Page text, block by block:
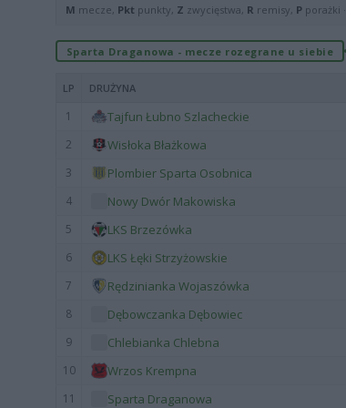
M mecze, Pkt punkty, Z zwycięstwa, R remisy, P porażki ·
Sparta Draganowa - mecze rozegrane u siebie
LP DRUŻYNA
1 Tajfun Łubno Szlacheckie
2 Wisłoka Błażkowa
3 Plombier Sparta Osobnica
4 Nowy Dwór Makowiska
5 LKS Brzezówka
6 LKS Łęki Strzyżowskie
7 Rędzinianka Wojaszówka
8 Dębowczanka Dębowiec
9 Chlebianka Chlebna
10 Wrzos Krempna
11 Sparta Draganowa